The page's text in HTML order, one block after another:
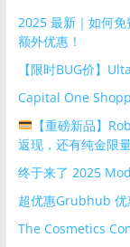
2025 最新｜如何
额外优惠！
【限时BUG价】
Capital One
【重磅新品】
返现，还有纯金限
终于来了 2025
超优惠Grubhub 优
The Cosmetics